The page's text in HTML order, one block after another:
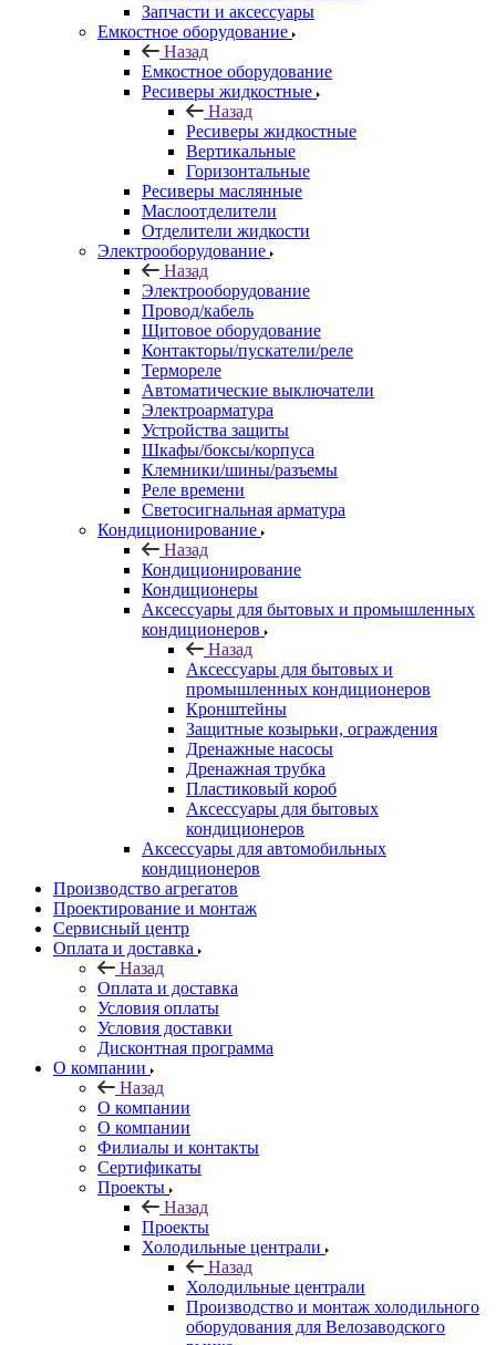
Запчасти и аксессуары
Емкостное оборудование
Назад
Емкостное оборудование
Ресиверы жидкостные
Назад
Ресиверы жидкостные
Вертикальные
Горизонтальные
Ресиверы маслянные
Маслоотделители
Отделители жидкости
Электрооборудование
Назад
Электрооборудование
Провод/кабель
Щитовое оборудование
Контакторы/пускатели/реле
Термореле
Автоматические выключатели
Электроарматура
Устройства защиты
Шкафы/боксы/корпуса
Клемники/шины/разъемы
Реле времени
Светосигнальная арматура
Кондиционирование
Назад
Кондиционирование
Кондиционеры
Аксессуары для бытовых и промышленных
кондиционеров
Назад
Аксессуары для бытовых и
промышленных кондиционеров
Кронштейны
Защитные козырьки, ограждения
Дренажные насосы
Дренажная трубка
Пластиковый короб
Аксессуары для бытовых
кондиционеров
Аксессуары для автомобильных
кондиционеров
Производство агрегатов
Проектирование и монтаж
Сервисный центр
Оплата и доставка
Назад
Оплата и доставка
Условия оплаты
Условия доставки
Дисконтная программа
О компании
Назад
О компании
О компании
Филиалы и контакты
Сертификаты
Проекты
Назад
Проекты
Холодильные централи
Назад
Холодильные централи
Производство и монтаж холодильного
оборудования для Велозаводского